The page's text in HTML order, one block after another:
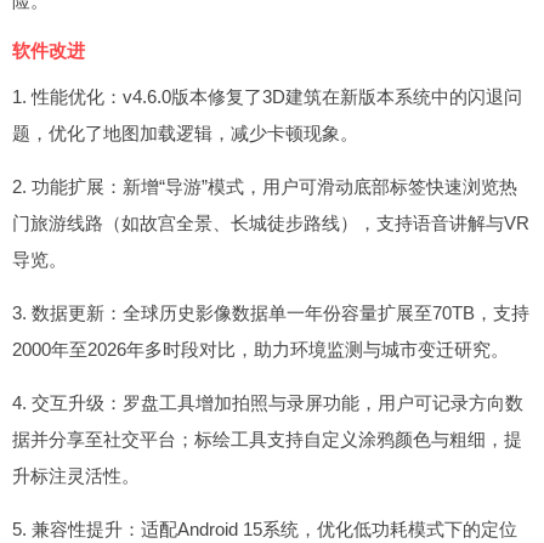
软件改进
1. 性能优化：v4.6.0版本修复了3D建筑在新版本系统中的闪退问
题，优化了地图加载逻辑，减少卡顿现象。
2. 功能扩展：新增“导游”模式，用户可滑动底部标签快速浏览热
门旅游线路（如故宫全景、长城徒步路线），支持语音讲解与VR
导览。
3. 数据更新：全球历史影像数据单一年份容量扩展至70TB，支持
2000年至2026年多时段对比，助力环境监测与城市变迁研究。
4. 交互升级：罗盘工具增加拍照与录屏功能，用户可记录方向数
据并分享至社交平台；标绘工具支持自定义涂鸦颜色与粗细，提
升标注灵活性。
5. 兼容性提升：适配Android 15系统，优化低功耗模式下的定位